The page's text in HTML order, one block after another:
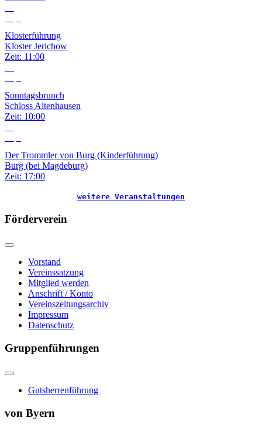
Klosterführung
Kloster Jerichow
Zeit: 11:00
Sonntagsbrunch
Schloss Altenhausen
Zeit: 10:00
Der Trommler von Burg (Kinderführung)
Burg (bei Magdeburg)
Zeit: 17:00
weitere Veranstaltungen
Förderverein
Vorstand
Vereinssatzung
Mitglied werden
Anschrift / Konto
Vereinszeitungsarchiv
Impressum
Datenschutz
Gruppenführungen
Gutsherrenführung
von Byern